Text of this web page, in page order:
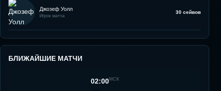
Джозеф Уолл
Игрок матча
30 сейвов
БЛИЖАЙШИЕ МАТЧИ
02:00МСК